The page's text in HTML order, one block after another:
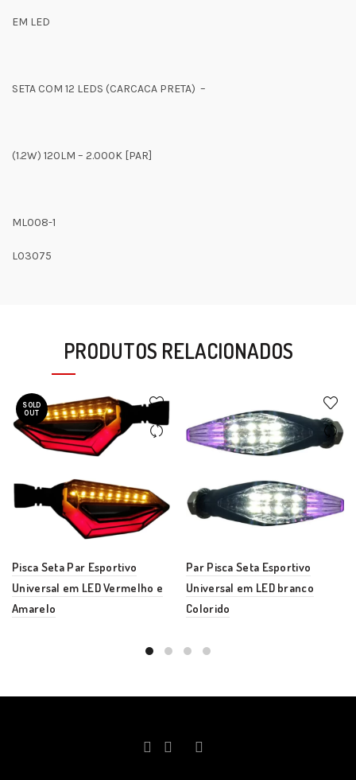
EM LED
SETA COM 12 LEDS (CARCACA PRETA) –
(1.2W) 120LM – 2.000K [PAR]
ML008-1
L03075
PRODUTOS RELACIONADOS
SOLD
OUT
Pisca Seta Par Esportivo
Universal em LED Vermelho e
Amarelo
Par Pisca Seta Esportivo
Universal em LED branco
Colorido